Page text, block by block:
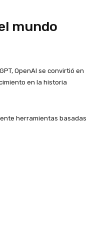
mundo
OpenAI se convirtió en
en la historia
herramientas basadas